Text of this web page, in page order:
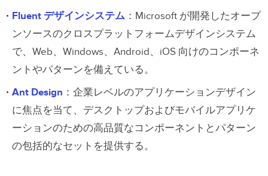
Fluent デザインシステム ：Microsoft が開発したオープ
ンソースのクロスプラットフォームデザインシステム
で、Web、Windows、Android、iOS 向けのコンポーネ
ントやパターンを備えている。
Ant Design ：企業レベルのアプリケーションデザイン
に焦点を当て、デスクトップおよびモバイルアプリケ
ーションのための高品質なコンポーネントとパターン
の包括的なセットを提供する。